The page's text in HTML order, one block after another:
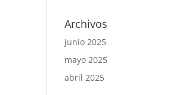
Archivos
junio 2025
mayo 2025
abril 2025